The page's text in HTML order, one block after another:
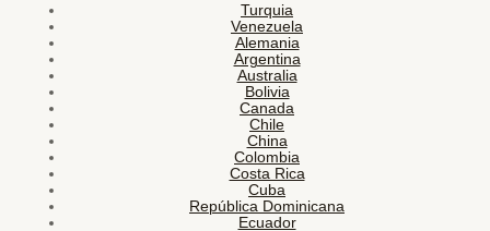
Turquia
Venezuela
Alemania
Argentina
Australia
Bolivia
Canada
Chile
China
Colombia
Costa Rica
Cuba
República Dominicana
Ecuador